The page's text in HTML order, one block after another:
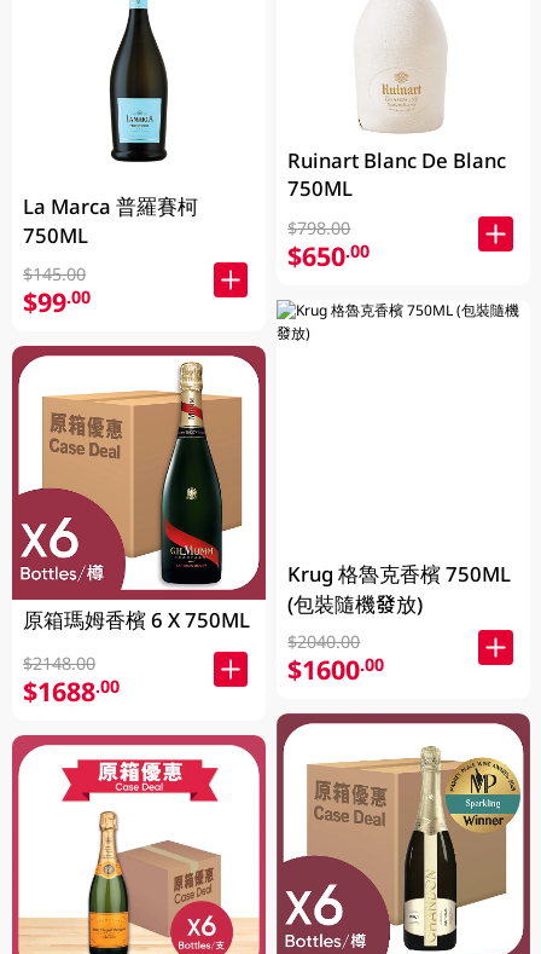
La Marca 普羅賽柯
750ML
$145.00
$99.00
原箱瑪姆香檳 6 X 750ML
$2148.00
$1688.00
Ruinart Blanc De Blanc
750ML
$798.00
$650.00
Krug 格魯克香檳 750ML
(包裝隨機發放)
$2040.00
$1600.00